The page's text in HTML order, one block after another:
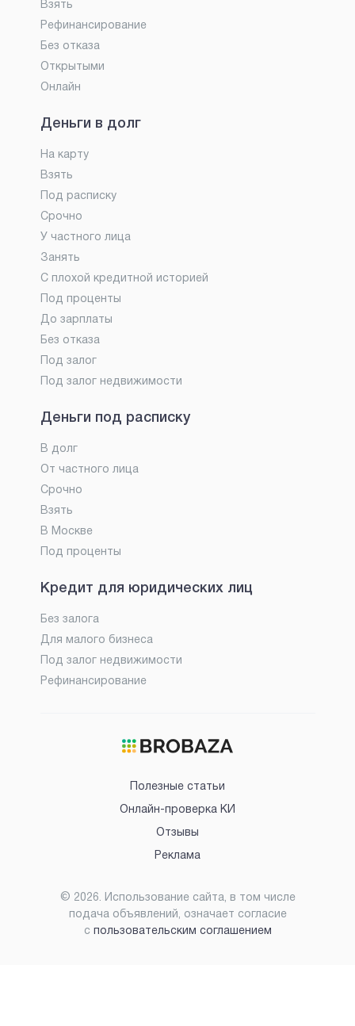
Взять
Рефинансирование
Без отказа
Открытыми
Онлайн
Деньги в долг
На карту
Взять
Под расписку
Срочно
У частного лица
Занять
С плохой кредитной историей
Под проценты
До зарплаты
Без отказа
Под залог
Под залог недвижимости
Деньги под расписку
В долг
От частного лица
Срочно
Взять
В Москве
Под проценты
Кредит для юридических лиц
Без залога
Для малого бизнеса
Под залог недвижимости
Рефинансирование
Полезные статьи
Онлайн-проверка КИ
Отзывы
Реклама
© 2026. Использование сайта, в том числе
подача объявлений, означает согласие
с пользовательским соглашением